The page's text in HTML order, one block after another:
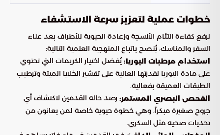
خطوات عملية لتعزيز سرعة الاستشفاء
لرفع كفاءة التئام الأنسجة وإعادة الحيوية للأطراف بعد عناء
السفر والمناسك، يُنصح باتباع المنهجية العلمية التالية:
استخدام مرطبات اليوريا: يُفضل اختيار الكريمات التي تحتوي
على مادة اليوريا لقدرتها العالية على تقشير الخلايا الميتة وترطيب
الطبقات العميقة بفعالية.
الفحص البصري المستمر: رصد حالة القدمين لاكتشاف أي
جروح صغيرة مبكراً، وهي خطوة حيوية خاصة لمن يعانون من
تحديات صحية مثل السكري.